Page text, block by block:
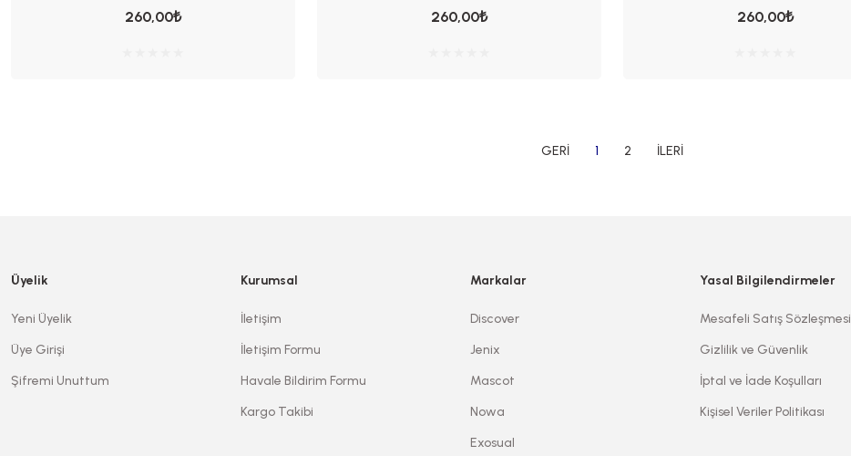
260,00₺ 260,00₺ 260,00₺
1 2
Üyelik
Yeni Üyelik
Üye Girişi
Şifremi Unuttum
Kurumsal
İletişim
İletişim Formu
Havale Bildirim Formu
Kargo Takibi
Markalar
Discover
Jenix
Mascot
Nowa
Exosual
Yasal Bilgilendirmeler
Mesafeli Satış Sözleşmesi
Gizlilik ve Güvenlik
İptal ve İade Koşulları
Kişisel Veriler Politikası